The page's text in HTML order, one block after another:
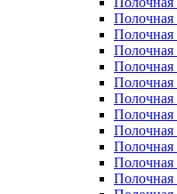
Полочная
Полочная
Полочная
Полочная
Полочная
Полочная
Полочная
Полочная
Полочная
Полочная
Полочная